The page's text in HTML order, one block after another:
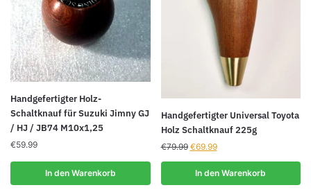
Handgefertigter Holz-
Schaltknauf für Suzuki Jimny GJ
/ HJ / JB74 M10x1,25
€59.99
In den Warenkorb
Handgefertigter Universal Toyota
Holz Schaltknauf 225g
€79.99 Ursprünglicher
Preis
war:
€79.99
€69.99Aktueller
Preis
ist:
€69.99.
In den Warenkorb